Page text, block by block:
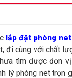
lắp đặt phòng
đi cùng với chất
tìm được đơn
lý phòng net trọn